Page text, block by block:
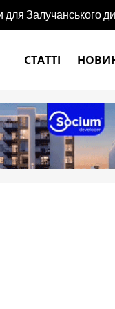
Залучанського
СТАТТІ